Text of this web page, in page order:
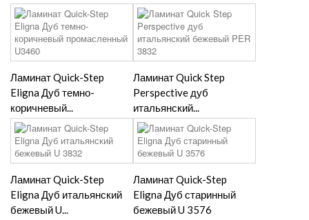
Ламинат Quick-Step
Eligna Дуб темно-
коричневый...
Ламинат Quick Step
Perspective дуб
итальянский...
Ламинат Quick-Step
Eligna Дуб итальянский
бежевый U...
Ламинат Quick-Step
Eligna Дуб старинный
бежевый U 3576